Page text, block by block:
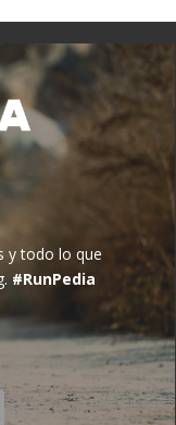
y todo lo que
#RunPedia